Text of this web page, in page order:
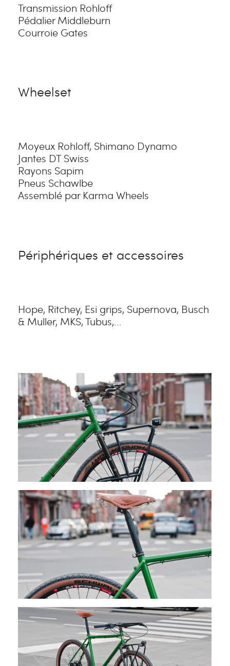
Transmission Rohloff
Pédalier Middleburn
Courroie Gates
Wheelset
Moyeux Rohloff, Shimano Dynamo
Jantes DT Swiss
Rayons Sapim
Pneus Schawlbe
Assemblé par Karma Wheels
Périphériques et accessoires
Hope, Ritchey, Esi grips, Supernova, Busch
& Muller, MKS, Tubus,...